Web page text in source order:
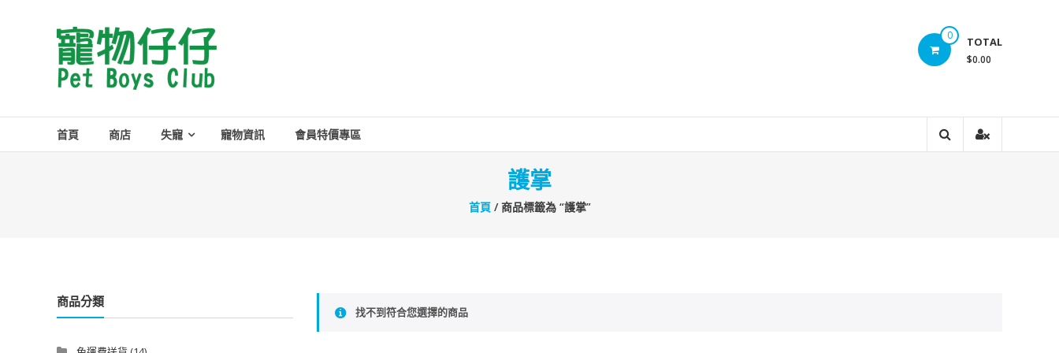
Pet
Boys
Club
0 TOTAL
$0.00
首頁 商店 失寵 寵物資訊 會員特價專區
護掌
首頁/ 商品標籤為 “護掌”
找不到符合您選擇的商品
商品分類